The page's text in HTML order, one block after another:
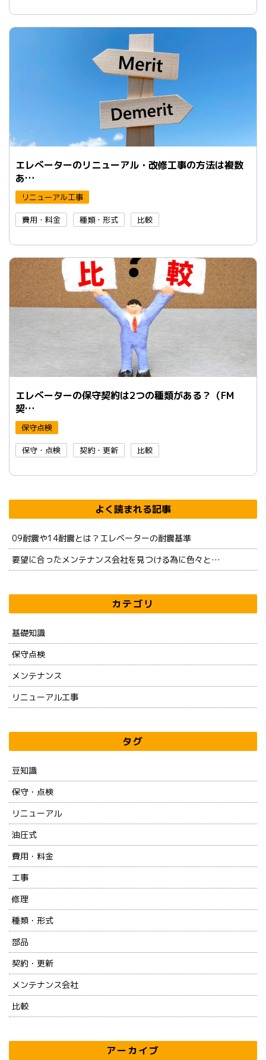
エレべーターのリニューアル・改修工事の方法は複数
あ…
リニューアル工事
費用・料金 種類・形式 比較
エレべーターの保守契約は2つの種類がある？（FM
契…
保守点検
保守・点検 契約・更新 比較
よく読まれる記事
09耐震や14耐震とは？エレベーターの耐震基準
要望に合ったメンテナンス会社を見つける為に色々と…
カテゴリ
基礎知識
保守点検
メンテナンス
リニューアル工事
タグ
豆知識
保守・点検
リニューアル
油圧式
費用・料金
工事
修理
種類・形式
部品
契約・更新
メンテナンス会社
比較
アーカイブ